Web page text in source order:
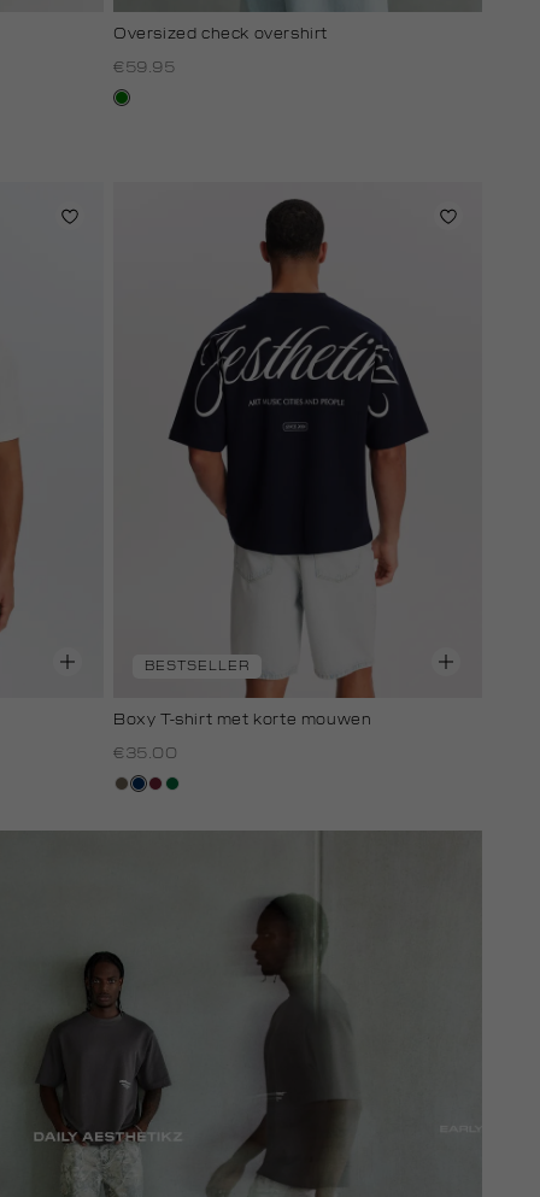
Oversized check overshirt
€59.95
groen
BESTSELLER
Boxy T-shirt met korte mouwen
€35.00
lichtbruin
donkerblauw
bordeaux
donkergroen